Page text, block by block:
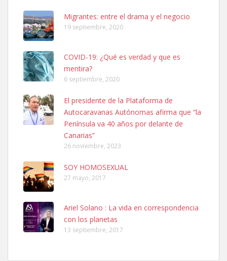
Leales.org » Gran Canaria
SHIBA PERDIDO AVDA JOSE MESA Y LOPEZ
PERRO MACHO RAZA SHIBA CON MICROCHIP PERDIDO HOY
06/07/2025 ZONA MESA Y LOPEZ. ES MUY ASUSTADIZO
Leales.org » Gran Canaria
6.7.2025
Ninfa perdida
El día 5 se los perdió una ninfa papillera, asustada tiene miedo a la
calle, se perdió por la zon...
Migrantes: entre el drama y el negocio
19 septiembre, 2020
COVID-19: ¿Qué es verdad y que es
mentira?
6 septiembre, 2020
El presidente de la Plataforma de
Autocaravanas Autónomas afirma que “la
Península va 40 años por delante de
Canarias”
26 noviembre, 2023
SOY HOMOSEXUAL
27 mayo, 2017
Ariel Solano : La vida en correspondencia
con los planetas
13 septiembre, 2017